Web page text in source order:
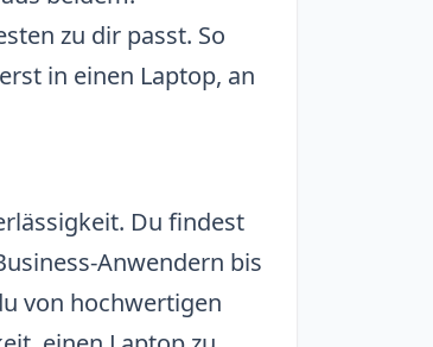
zu dir passt. So
in einen Laptop, an
Du findest
Anwendern bis
von hochwertigen